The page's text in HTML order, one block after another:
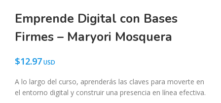
Emprende Digital con Bases
Firmes – Maryori Mosquera
$12.97
A lo largo del curso, aprenderás las claves para moverte en
el entorno digital y construir una presencia en línea efectiva.